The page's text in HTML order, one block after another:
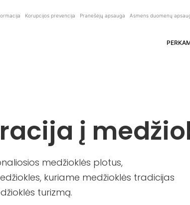
Korupcijos prevencija Pranešėjų apsauga Asmens duomenų
į
medžioklės plotus,
kuriame medžioklės tradicijas
turizmą.